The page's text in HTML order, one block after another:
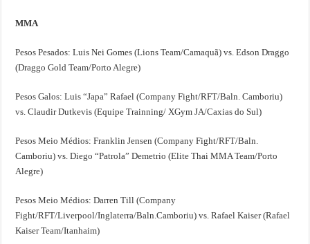
MMA
Pesos Pesados: Luis Nei Gomes (Lions Team/Camaquã) vs. Edson Draggo
(Draggo Gold Team/Porto Alegre)
Pesos Galos: Luis “Japa” Rafael (Company Fight/RFT/Baln. Camboriu)
vs. Claudir Dutkevis (Equipe Trainning/ XGym JA/Caxias do Sul)
Pesos Meio Médios: Franklin Jensen (Company Fight/RFT/Baln.
Camboriu) vs. Diego “Patrola” Demetrio (Elite Thai MMA Team/Porto
Alegre)
Pesos Meio Médios: Darren Till (Company
Fight/RFT/Liverpool/Inglaterra/Baln.Camboriu) vs. Rafael Kaiser (Rafael
Kaiser Team/Itanhaim)